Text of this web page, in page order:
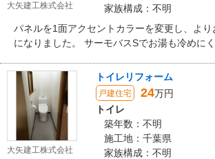
大矢建工株式会社
家族構成：不明
パネルを1面アクセントカラーを変更し、より
になりました。 サーモバスSでお湯も冷めにくく、ご家族で
大矢建工株式会社
トイレリフォーム
戸建住宅 24万円
トイレ
築年数：不明
施工地：千葉県
家族構成：不明